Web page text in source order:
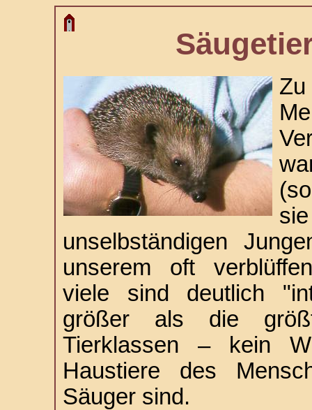
unselbständigen
unserem oft
viele sind deutlich
größer als die
Tierklassen – kein
Haustiere des
Säuger sind.